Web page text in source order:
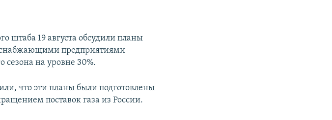
штаба 19 августа обсудили планы
предприятиями
сезона на уровне 30%.
что эти планы были подготовлены
поставок газа из России.